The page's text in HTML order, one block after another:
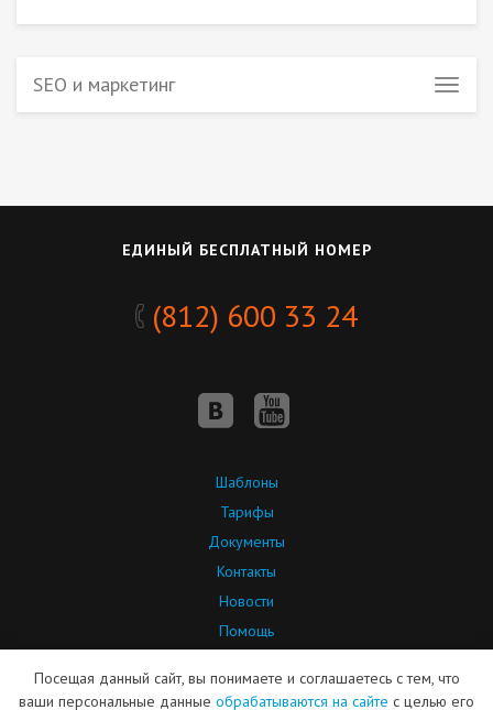
SEO и маркетинг
ЕДИНЫЙ БЕСПЛАТНЫЙ НОМЕР
(812) 600 33 24
Шаблоны
Тарифы
Документы
Контакты
Новости
Помощь
Партнерская программа
Посещая данный сайт, вы понимаете и соглашаетесь с тем, что
ваши персональные данные обрабатываются на сайте с целью его